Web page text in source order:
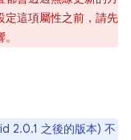
定這項屬性之前，請先
2.0.1 之後的版本) 不